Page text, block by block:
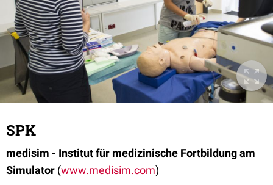
SPK
medisim - Institut für medizinische Fortbildung am
Simulator (www.medisim.com)